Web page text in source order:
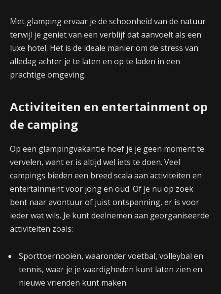
Met glamping ervaar je de schoonheid van de natuur
terwijl je geniet van een verblijf dat aanvoelt als een
luxe hotel. Het is de ideale manier om de stress van
alledag achter je te laten en op te laden in een
prachtige omgeving.
Activiteiten en entertainment op
de camping
Op een glampingvakantie hoef je je geen moment te
vervelen, want er is altijd wel iets te doen. Veel
campings bieden een breed scala aan activiteiten en
entertainment voor jong en oud. Of je nu op zoek
bent naar avontuur of juist ontspanning, er is voor
ieder wat wils. Je kunt deelnemen aan georganiseerde
activiteiten zoals:
Sporttoernooien, waaronder voetbal, volleybal en
tennis, waar je je vaardigheden kunt laten zien en
nieuwe vrienden kunt maken.